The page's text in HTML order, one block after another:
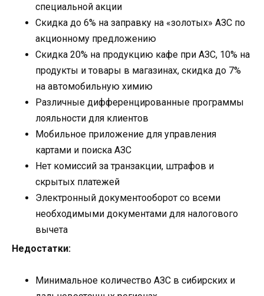
специальной акции
Скидка до 6% на заправку на «золотых» АЗС по
акционному предложению
Скидка 20% на продукцию кафе при АЗС, 10% на
продукты и товары в магазинах, скидка до 7%
на автомобильную химию
Различные дифференцированные программы
лояльности для клиентов
Мобильное приложение для управления
картами и поиска АЗС
Нет комиссий за транзакции, штрафов и
скрытых платежей
Электронный документооборот со всеми
необходимыми документами для налогового
вычета
Недостатки:
Минимальное количество АЗС в сибирских и